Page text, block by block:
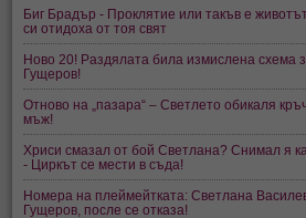
Биг Брадър - Проклятие или такъв е
си отидоха от тоя свят
Ново 20! Раздялата била измислена схема
Гущеров!
Отново на „пазара“ – Светлето обикаля
мъж!
Хриси смазал от бой Светлана? Снимал я
- Циркът се мести в съда!
Номера на плеймейтката: Светлана
Гущеров, после се отказа!